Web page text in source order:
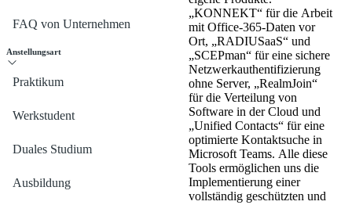
„KONNEKT“ für die Arbeit
mit Office-365-Daten vor
Ort, „RADIUSaaS“ und
„SCEPman“ für eine sichere
Netzwerkauthentifizierung
ohne Server, „RealmJoin“
für die Verteilung von
Software in der Cloud und
„Unified Contacts“ für eine
optimierte Kontaktsuche in
Microsoft Teams. Alle diese
Tools ermöglichen uns die
Implementierung einer
vollständig geschützten und
FAQ von Unternehmen
Anstellungsart
Praktikum
Werkstudent
Duales Studium
Ausbildung